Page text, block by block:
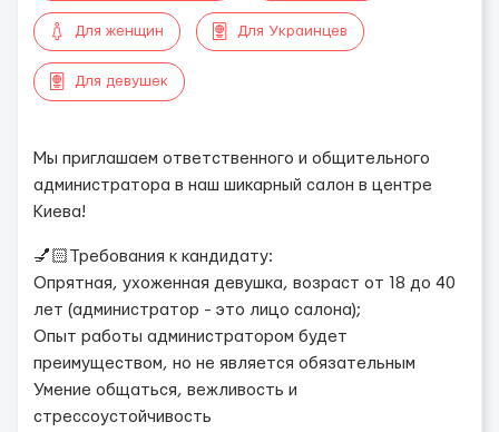
Для женщин Для Украинцев
Для девушек
Мы приглашаем ответственного и общительного
администратора в наш шикарный салон в центре
Киева!
💅🏻Требования к кандидату:
Опрятная, ухоженная девушка, возраст от 18 до 40
лет (администратор - это лицо салона);
Опыт работы администратором будет
преимуществом, но не является обязательным
Умение общаться, вежливость и
стрессоустойчивость